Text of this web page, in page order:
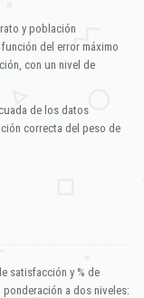
y población
del error máximo
con un nivel de
de los datos
correcta del peso de
satisfacción y % de
a dos niveles: